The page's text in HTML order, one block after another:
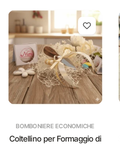
BOMBONIERE ECONOMICHE
Coltellino per Formaggio di